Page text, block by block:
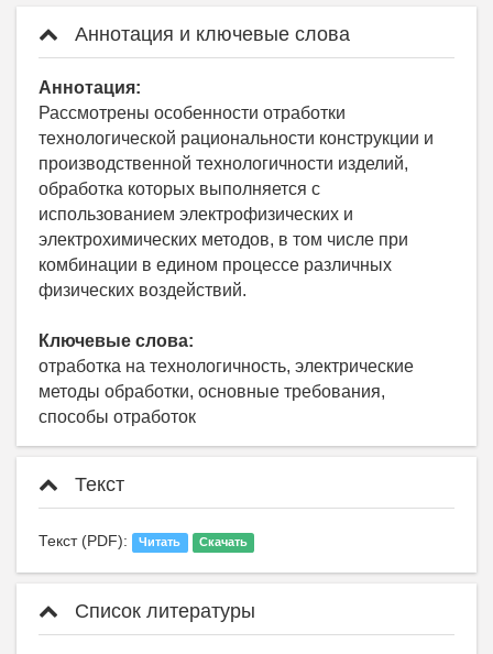
Аннотация и ключевые слова
Аннотация:
Рассмотрены особенности отработки
технологической рациональности конструкции и
производственной технологичности изделий,
обработка которых выполняется с
использованием электрофизических и
электрохимических методов, в том числе при
комбинации в едином процессе различных
физических воздействий.
Ключевые слова:
отработка на технологичность, электрические
методы обработки, основные требования,
способы отработок
Текст
Текст (PDF): Читать Скачать
Список литературы